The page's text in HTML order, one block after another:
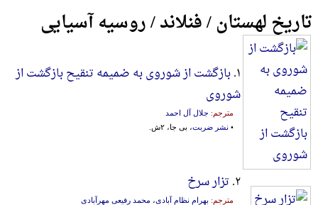
تاریخ لهستان / فنلاند / روسیه آسیایی
۱. بازگشت از شوروی به ضمیمه تنقیح بازگشت از
شوروی
مترجم: جلال آل احمد
• نشر ضربت، بی جا، ۲ش.
۲. تزار سرخ
مترجم: بهرام نظام آبادی، محمد رفیعی مهرآبادی